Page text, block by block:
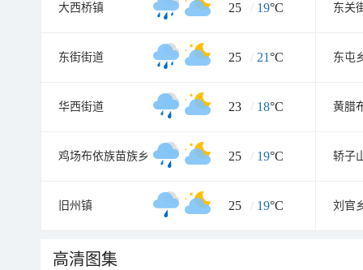
大西桥镇 25 / 19°C 东关
东街街道 25 / 21°C 东屯
华西街道 23 / 18°C 黄腊
鸡场布依族苗族乡 25 / 19°C 轿子
旧州镇 25 / 19°C 刘官
高清图集